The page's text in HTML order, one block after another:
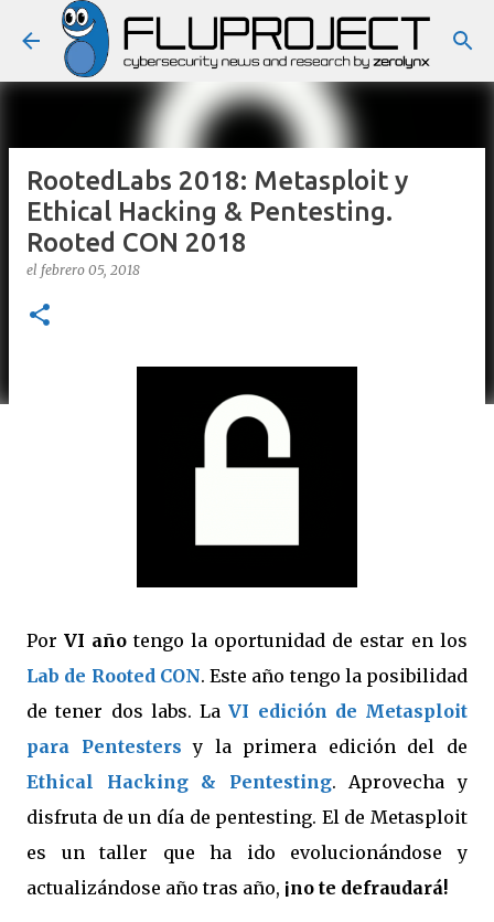
Ir al contenido principal
RootedLabs 2018: Metasploit y
Ethical Hacking & Pentesting.
Rooted CON 2018
el febrero 05, 2018
Por VI año tengo la oportunidad de estar en los
Lab de Rooted CON. Este año tengo la posibilidad
de tener dos labs. LaVI edición de Metasploit
para Pentesters y la primera edición del de
Ethical Hacking & Pentesting. Aprovecha y
disfruta de un día de pentesting. El de Metasploit
es un taller que ha ido evolucionándose y
actualizándose año tras año, ¡no te defraudará!